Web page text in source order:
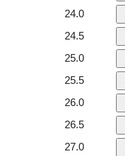
24.0
24.5
25.0
25.5
26.0
26.5
27.0